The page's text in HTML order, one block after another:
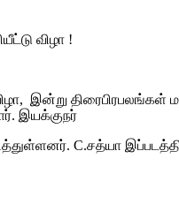
விழா !
விழா, இன்று
இயக்குநர்
C.சத்யா